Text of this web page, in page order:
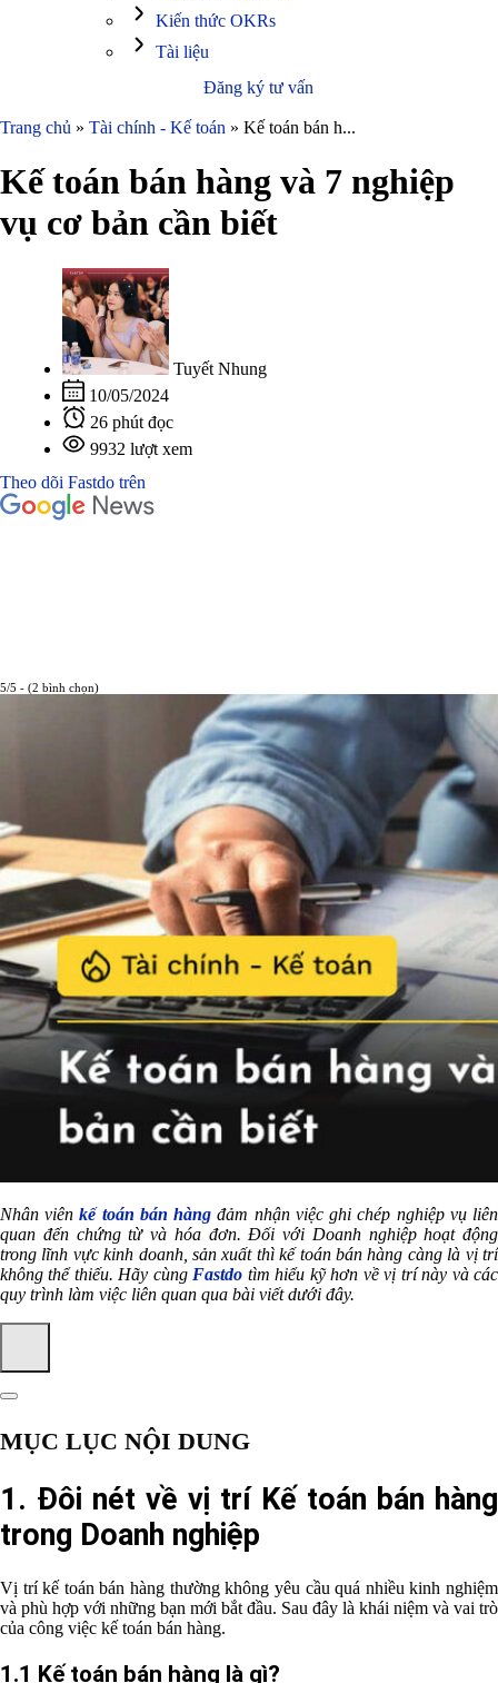
Kiến thức OKRs
Tài liệu
Đăng ký tư vấn
Trang chủ » Tài chính - Kế toán » Kế toán bán h...
Kế toán bán hàng và 7 nghiệp
vụ cơ bản cần biết
Tuyết Nhung
10/05/2024
26 phút đọc
9932 lượt xem
Theo dõi Fastdo trên
5/5 - (2 bình chọn)
Nhân viênkế toán bán hàng đảm nhận việc ghi chép nghiệp vụ liên
quan đến chứng từ và hóa đơn. Đối với Doanh nghiệp hoạt động
trong lĩnh vực kinh doanh, sản xuất thì kế toán bán hàng càng là vị trí
không thể thiếu. Hãy cùngFastdo tìm hiểu kỹ hơn về vị trí này và các
quy trình làm việc liên quan qua bài viết dưới đây.
MỤC LỤC NỘI DUNG
1. Đôi nét về vị trí Kế toán bán hàng
trong Doanh nghiệp
Vị trí kế toán bán hàng thường không yêu cầu quá nhiều kinh nghiệm
và phù hợp với những bạn mới bắt đầu. Sau đây là khái niệm và vai trò
của công việc kế toán bán hàng.
1.1 Kế toán bán hàng là gì?